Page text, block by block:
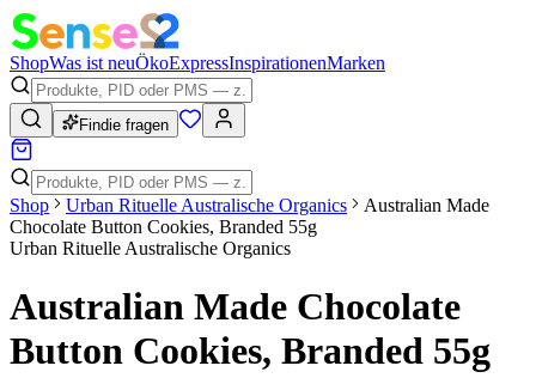
ShopWas ist neuÖkoExpressInspirationenMarken
Findie fragen
Shop Urban Rituelle Australische Organics
Australian Made
Chocolate Button Cookies, Branded 55g
Urban Rituelle Australische Organics
Australian Made Chocolate
Button Cookies, Branded 55g